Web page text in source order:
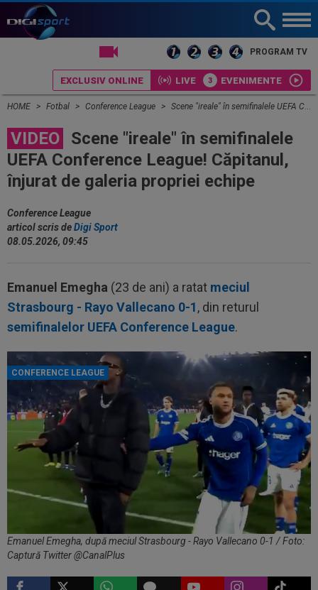
PROGRAM TV
EXCLUSIV ONLINE LIVE EVENIMENTE
HOME Fotbal Conference League Scene "ireale" în semifinalele UEFA Conference League! Căpitanul, înjurat de galeria propriei echipe
VIDEO
Scene "ireale" în semifinalele
UEFA Conference League! Căpitanul,
înjurat de galeria propriei echipe
Conference League
articol scris deDigi Sport
08.05.2026, 09:45
Emanuel Emegha (23 de ani) a ratat meciul
Strasbourg - Rayo Vallecano 0-1, din returul
semifinalelor UEFA Conference League.
CONFERENCE LEAGUE
Emanuel Emegha, după meciul Strasbourg - Rayo Vallecano 0-1 / Foto:
Captură Twitter @CanalPlus